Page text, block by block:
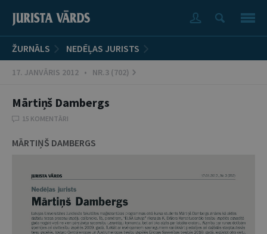
ŽURNĀLS NEDĒĻAS JURISTS
17. JANVĀRIS 2012 • NR.3 (702)
Mārtiņš Dambergs
15 KOMENTĀRI
MĀRTIŅŠ DAMBERGS